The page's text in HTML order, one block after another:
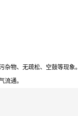
杂物、无疏松、空鼓等现象。
流通。